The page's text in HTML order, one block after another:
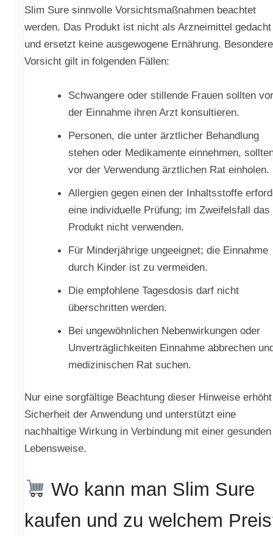
Slim Sure sinnvolle Vorsichtsmaßnahmen beachtet
werden. Das Produkt ist nicht als Arzneimittel gedacht
und ersetzt keine ausgewogene Ernährung. Besondere
Vorsicht gilt in folgenden Fällen:
Schwangere oder stillende Frauen sollten vor
der Einnahme ihren Arzt konsultieren.
Personen, die unter ärztlicher Behandlung
stehen oder Medikamente einnehmen,
vor der Verwendung ärztlichen Rat einholen.
Allergien gegen einen der Inhaltsstoffe
eine individuelle Prüfung; im Zweifelsfall das
Produkt nicht verwenden.
Für Minderjährige ungeeignet; die Einnahme
durch Kinder ist zu vermeiden.
Die empfohlene Tagesdosis darf nicht
überschritten werden.
Bei ungewöhnlichen Nebenwirkungen oder
Unverträglichkeiten Einnahme abbrechen
medizinischen Rat suchen.
Nur eine sorgfältige Beachtung dieser Hinweise
Sicherheit der Anwendung und unterstützt eine
nachhaltige Wirkung in Verbindung mit einer gesunden
Lebensweise.
Wo kann man Slim Sure
kaufen und zu welchem